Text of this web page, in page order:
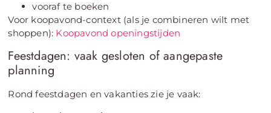
vooraf te boeken
Voor koopavond-context (als je combineren wilt met
shoppen): Koopavond openingstijden
Feestdagen: vaak gesloten of aangepaste
planning
Rond feestdagen en vakanties zie je vaak: